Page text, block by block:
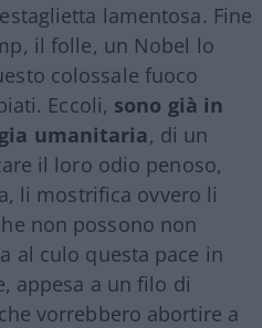
lamentosa. Fine
il folle, un Nobel lo
colossale fuoco
Eccoli, sono già in
umanitaria, di un
il loro odio penoso,
li mostrifica ovvero li
non possono non
al culo questa pace in
appesa a un filo di
vorrebbero abortire a